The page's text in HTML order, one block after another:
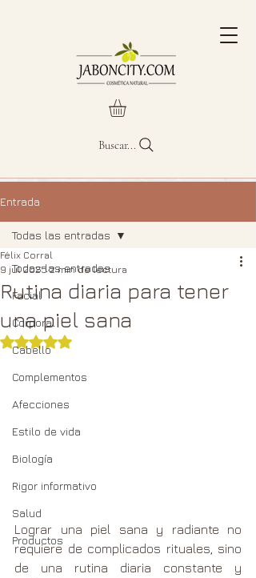
Buscar...
Entrada
Todas las entradas
Facial
Corporal
Cabello
Complementos
Afecciones
Estilo de vida
Biología
Rigor informativo
Salud
Productos
Todas las entradas
Rutina diaria para tener
una piel sana
Félix Corral
9 jul 2025 2 min de lectura
Obtuvo NaN de 5 estrellas.
Lograr una piel sana y radiante no
requiere de complicados rituales, sino
de una rutina diaria constante y